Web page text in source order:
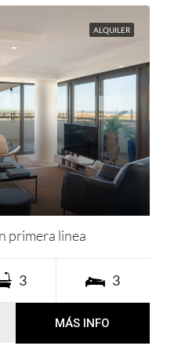
ALQUILER
primera linea
3 3
MÁS INFO